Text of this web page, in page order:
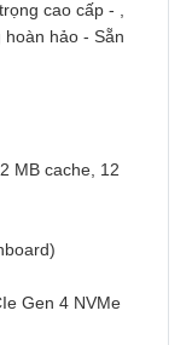
cao cấp - ,
hảo - Sẵn
MB cache, 12
Gen 4 NVMe